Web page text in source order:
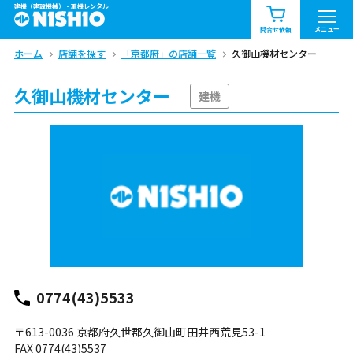
建機（建設機械）・重機レンタル
問合せ依頼 メニュー
商品一覧 お知らせ一覧
問合せ依頼リスト お問合せ
エリア情報を見る
北海道 東北 関東
ホーム 店舗を探す 「京都府」の店舗一覧 久御山機材センター
久御山機材センター 建機
0774(43)5533
〒613-0036 京都府久世郡久御山町田井西荒見53-1
FAX 0774(43)5537